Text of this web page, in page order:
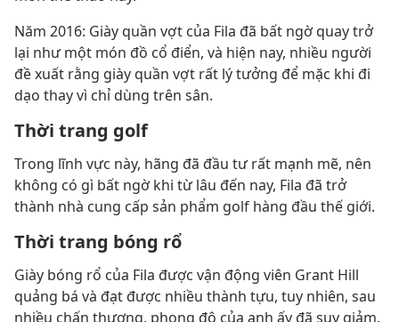
Năm 2016: Giày quần vợt của Fila đã bất ngờ quay trở
lại như một món đồ cổ điển, và hiện nay, nhiều người
đề xuất rằng giày quần vợt rất lý tưởng để mặc khi đi
dạo thay vì chỉ dùng trên sân.
Thời trang golf
Trong lĩnh vực này, hãng đã đầu tư rất mạnh mẽ, nên
không có gì bất ngờ khi từ lâu đến nay, Fila đã trở
thành nhà cung cấp sản phẩm golf hàng đầu thế giới.
Thời trang bóng rổ
Giày bóng rổ của Fila được vận động viên Grant Hill
quảng bá và đạt được nhiều thành tựu, tuy nhiên, sau
nhiều chấn thương, phong độ của anh ấy đã suy giảm.